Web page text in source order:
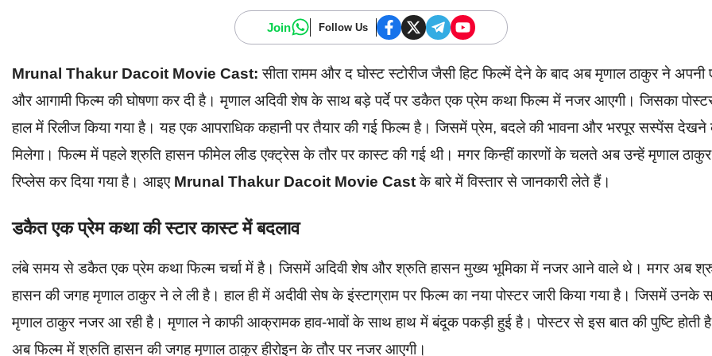
Join Follow Us
Mrunal Thakur Dacoit Movie Cast: सीता रामम और द घोस्ट स्टोरीज जैसी हिट फिल्में देने के बाद अब मृणाल ठाकुर ने अपनी
और आगामी फिल्म की घोषणा कर दी है। मृणाल अदिवी शेष के साथ बड़े पर्दे पर डकैत एक प्रेम कथा फिल्म में नजर आएगी। जिसका
हाल में रिलीज किया गया है। यह एक आपराधिक कहानी पर तैयार की गई फिल्म है। जिसमें प्रेम, बदले की भावना और भरपूर सस्पेंस देखने
मिलेगा। फिल्म में पहले श्रुति हासन फीमेल लीड एक्ट्रेस के तौर पर कास्ट की गई थी। मगर किन्हीं कारणों के चलते अब उन्हें मृणाल
रिप्लेस कर दिया गया है। आइए Mrunal Thakur Dacoit Movie Castके बारे में विस्तार से जानकारी लेते हैं।
डकैत एक प्रेम कथा की स्टार कास्ट में बदलाव
लंबे समय से डकैत एक प्रेम कथा फिल्म चर्चा में है। जिसमें अदिवी शेष और श्रुति हासन मुख्य भूमिका में नजर आने वाले थे। मगर अब
हासन की जगह मृणाल ठाकुर ने ले ली है। हाल ही में अदीवी सेष के इंस्टाग्राम पर फिल्म का नया पोस्टर जारी किया गया है। जिसमें उनके
मृणाल ठाकुर नजर आ रही है। मृणाल ने काफी आक्रामक हाव-भावों के साथ हाथ में बंदूक पकड़ी हुई है। पोस्टर से इस बात की पुष्टि होती
अब फिल्म में श्रुति हासन की जगह मृणाल ठाकुर हीरोइन के तौर पर नजर आएगी।